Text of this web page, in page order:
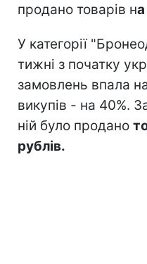
продано товарів н
У категорії
тижні з початку
замовлень впала
викупів - на 40%.
ній було продано
рублів.